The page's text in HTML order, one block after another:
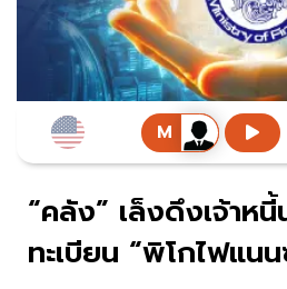
“คลัง” เล็งดึงเจ้าห
ทะเบียน “พิโกไฟแน